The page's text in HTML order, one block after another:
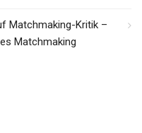
Matchmaking-Kritik –
Matchmaking